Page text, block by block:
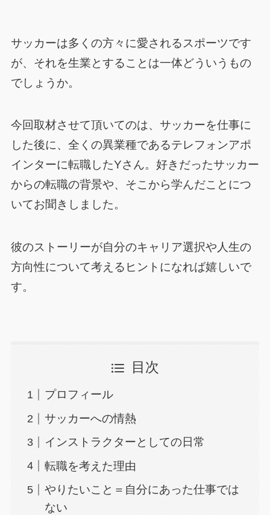
サッカーは多くの方々に愛されるスポーツです
が、それを生業とすることは一体どういうもの
でしょうか。
今回取材させて頂いてのは、サッカーを仕事に
した後に、全くの異業種であるテレフォンアポ
インターに転職したYさん。好きだったサッカー
からの転職の背景や、そこから学んだことにつ
いてお聞きしました。
彼のストーリーが自分のキャリア選択や人生の
方向性について考えるヒントになれば嬉しいで
す。
目次
プロフィール
サッカーへの情熱
インストラクターとしての日常
転職を考えた理由
やりたいこと＝自分にあった仕事では
ない